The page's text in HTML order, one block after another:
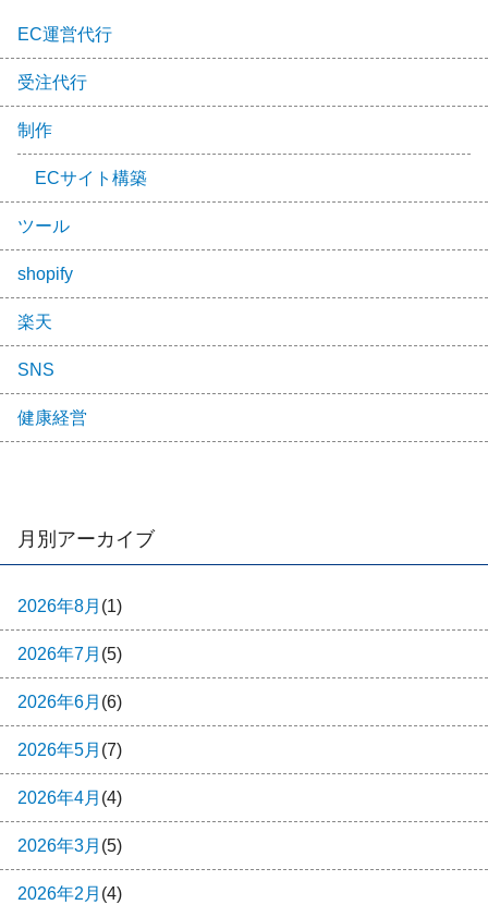
EC運営代行
受注代行
制作
ECサイト構築
ツール
shopify
楽天
SNS
健康経営
月別アーカイブ
2026年8月 (1)
2026年7月 (5)
2026年6月 (6)
2026年5月 (7)
2026年4月 (4)
2026年3月 (5)
2026年2月 (4)